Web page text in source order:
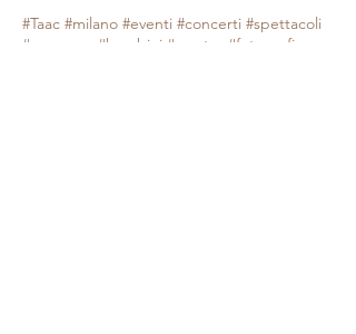
#Taac #milano #eventi #concerti #spettacoli
#rassegne #bambini #mostre #fotografia